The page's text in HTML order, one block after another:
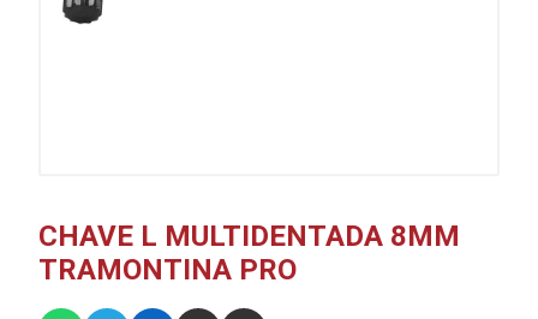
CHAVE L MULTIDENTADA 8MM
TRAMONTINA PRO